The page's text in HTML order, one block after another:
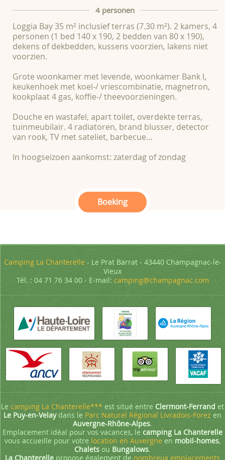
4 personen
Loggia Bay 35 m² inclusief terras (7.30 m²). 2 kamers, 4
personen (1 bed 140 x 190, 2 bedden van 80 x 190),
dekens of dekbedden, kussens voorzien, lakens niet
voorzien.
Grote woonkamer met levende, woonkamer Bank l,
keukenhoek met koel-/ vriescombinatie, magnetron,
kookplaat 4 gas, koffie-/ theevoorzieningen.
Douche en wastafel, apart toilet, overdekte terras,
tuinmeubilair. 4 radiatoren, brand blusser, detector
van rook, TV met sateliet, barbecue…
In hoogseizoen aankomst: zaterdag of zondag
Boeking
Camping La Chanterelle - Le Prat Barrat - 43440 Champagnac-le-
Vieux
Tél. : 04 71 76 34 00 - E-mail: camping@champagnac.com
Le camping La Chanterelle*** est situé entre Clermont-Ferrand et
Le Puy-en-Velaydans le Parc Naturel Régional Livradois-Forez en
Auvergne-Rhône-Alpes.
Emplacement idéal pour vos vacances, le camping La Chanterelle
vous accueille pour votre location en Auvergne en mobil-homes,
Chalets ou Bungalows.
La Chanterelle propose également de nombreux emplacements